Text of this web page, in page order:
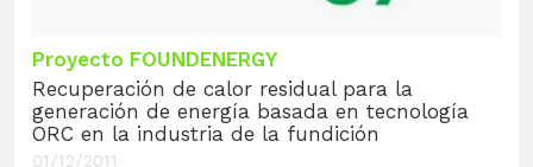
Proyecto FOUNDENERGY
Recuperación de calor residual para la
generación de energía basada en tecnología
ORC en la industria de la fundición
01/12/2011